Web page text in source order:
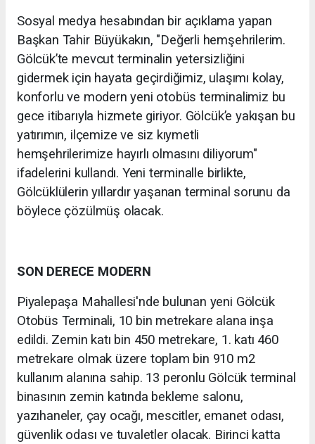
Sosyal medya hesabından bir açıklama yapan
Başkan Tahir Büyükakın, "Değerli hemşehrilerim.
Gölcük’te mevcut terminalin yetersizliğini
gidermek için hayata geçirdiğimiz, ulaşımı kolay,
konforlu ve modern yeni otobüs terminalimiz bu
gece itibarıyla hizmete giriyor. Gölcük’e yakışan bu
yatırımın, ilçemize ve siz kıymetli
hemşehrilerimize hayırlı olmasını diliyorum"
ifadelerini kullandı. Yeni terminalle birlikte,
Gölcüklülerin yıllardır yaşanan terminal sorunu da
böylece çözülmüş olacak.
SON DERECE MODERN
Piyalepaşa Mahallesi'nde bulunan yeni Gölcük
Otobüs Terminali, 10 bin metrekare alana inşa
edildi. Zemin katı bin 450 metrekare, 1. katı 460
metrekare olmak üzere toplam bin 910 m2
kullanım alanına sahip. 13 peronlu Gölcük terminal
binasının zemin katında bekleme salonu,
yazıhaneler, çay ocağı, mescitler, emanet odası,
güvenlik odası ve tuvaletler olacak. Birinci katta